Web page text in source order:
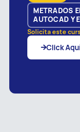
METRADOS
AUTOCAD Y
Solicita este
Click